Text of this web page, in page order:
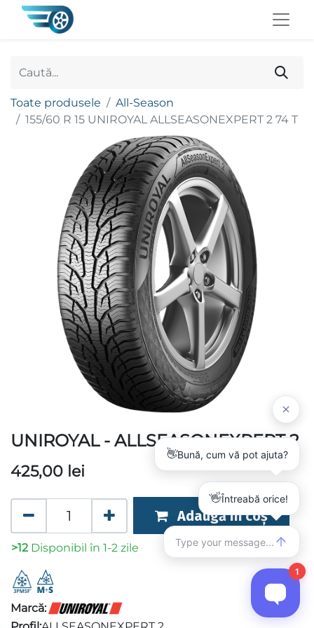
Toate produsele
All-Season
155/60 R 15 UNIROYAL ALLSEASONEXPERT 2 74 T
UNIROYAL - ALLSEASONEXPERT 2
425,00 lei
Adaugă în coș
>12 Disponibil în 1-2 zile
Marcă: